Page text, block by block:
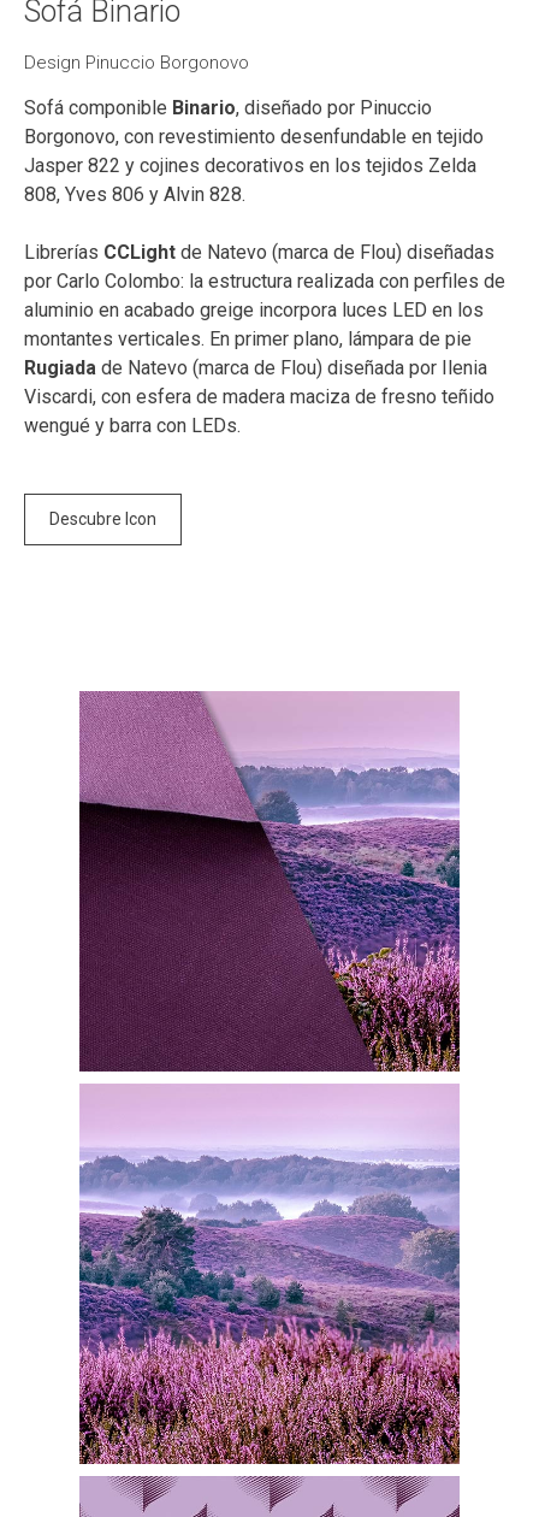
Sofá Binario
Design Pinuccio Borgonovo
Sofá componible Binario, diseñado por Pinuccio
Borgonovo, con revestimiento desenfundable en tejido
Jasper 822 y cojines decorativos en los tejidos Zelda
808, Yves 806 y Alvin 828.
Librerías CCLight de Natevo (marca de Flou) diseñadas
por Carlo Colombo: la estructura realizada con perfiles de
aluminio en acabado greige incorpora luces LED en los
montantes verticales. En primer plano, lámpara de pie
Rugiada de Natevo (marca de Flou) diseñada por Ilenia
Viscardi, con esfera de madera maciza de fresno teñido
wengué y barra con LEDs.
Descubre Icon